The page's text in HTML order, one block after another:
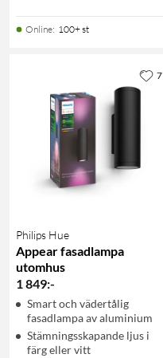
Online: 100+ st
Philips Hue
Appear fasadlampa
utomhus
1 849:-
Smart och vädertålig
fasadlampa av aluminium
Stämningsskapande ljus i
färg eller vitt
7